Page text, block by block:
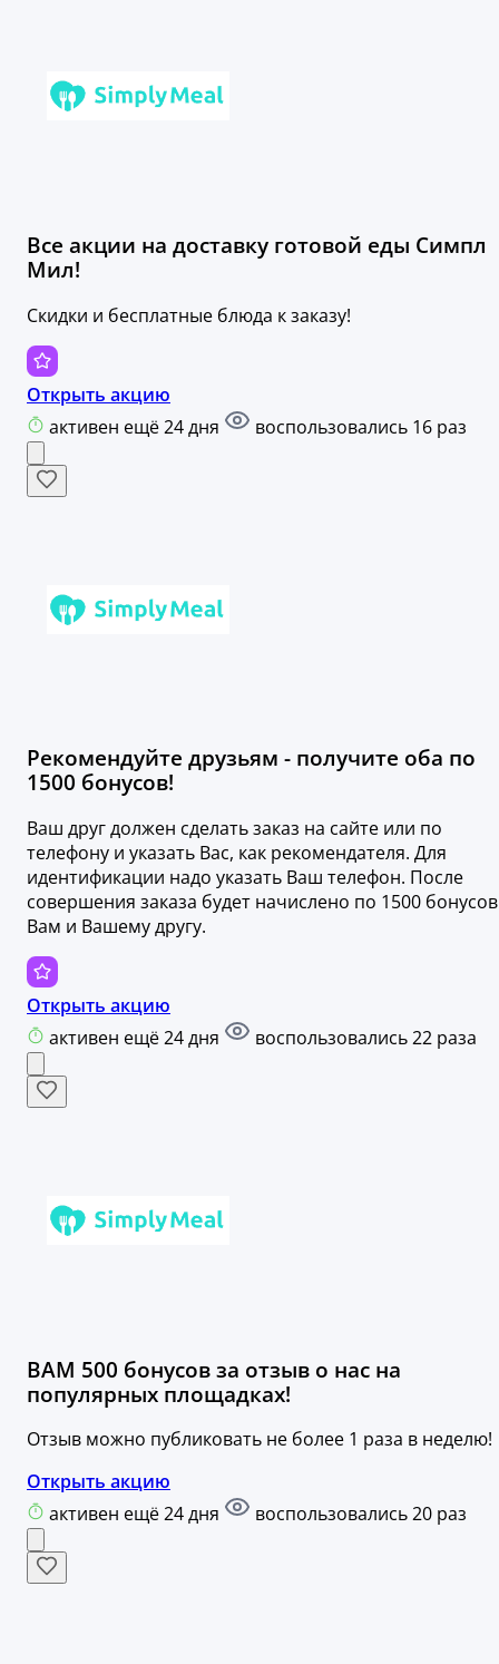
Все акции на доставку готовой еды Симпл
Мил!
Скидки и бесплатные блюда к заказу!
Открыть акцию
активен ещё 24 дня
воспользовались 16 раз
Рекомендуйте друзьям - получите оба по
1500 бонусов!
Ваш друг должен сделать заказ на сайте или по
телефону и указать Вас, как рекомендателя. Для
идентификации надо указать Ваш телефон. После
совершения заказа будет начислено по 1500 бонусов
Вам и Вашему другу.
Открыть акцию
активен ещё 24 дня
воспользовались 22 раза
ВАМ 500 бонусов за отзыв о нас на
популярных площадках!
Отзыв можно публиковать не более 1 раза в неделю!
Открыть акцию
активен ещё 24 дня
воспользовались 20 раз